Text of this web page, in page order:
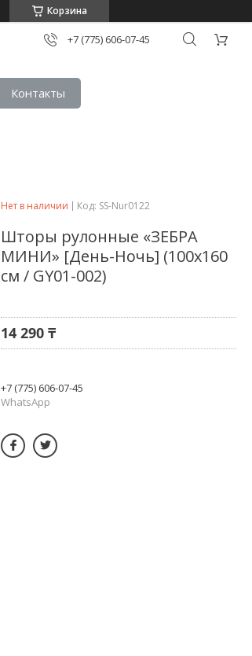
Корзина
+7 (775) 606-07-45
Контакты
Нет в наличии Код: SS-Nur0122
Шторы рулонные «ЗЕБРА
МИНИ» [День-Ночь] (100х160
см / GY01-002)
14 290 ₸
+7 (775) 606-07-45
WhatsApp